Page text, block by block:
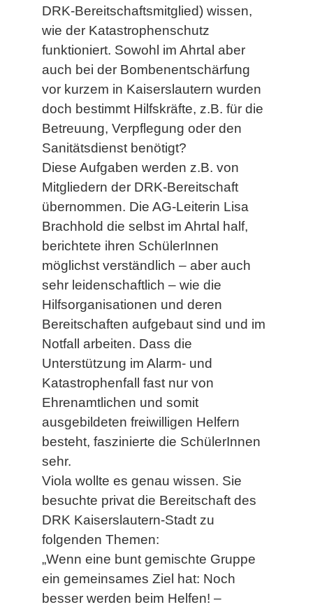
DRK-Bereitschaftsmitglied) wissen,
wie der Katastrophenschutz
funktioniert. Sowohl im Ahrtal aber
auch bei der Bombenentschärfung
vor kurzem in Kaiserslautern wurden
doch bestimmt Hilfskräfte, z.B. für die
Betreuung, Verpflegung oder den
Sanitätsdienst benötigt?
Diese Aufgaben werden z.B. von
Mitgliedern der DRK-Bereitschaft
übernommen. Die AG-Leiterin Lisa
Brachhold die selbst im Ahrtal half,
berichtete ihren SchülerInnen
möglichst verständlich – aber auch
sehr leidenschaftlich – wie die
Hilfsorganisationen und deren
Bereitschaften aufgebaut sind und im
Notfall arbeiten. Dass die
Unterstützung im Alarm- und
Katastrophenfall fast nur von
Ehrenamtlichen und somit
ausgebildeten freiwilligen Helfern
besteht, faszinierte die SchülerInnen
sehr.
Viola wollte es genau wissen. Sie
besuchte privat die Bereitschaft des
DRK Kaiserslautern-Stadt zu
folgenden Themen:
„Wenn eine bunt gemischte Gruppe
ein gemeinsames Ziel hat: Noch
besser werden beim Helfen! –